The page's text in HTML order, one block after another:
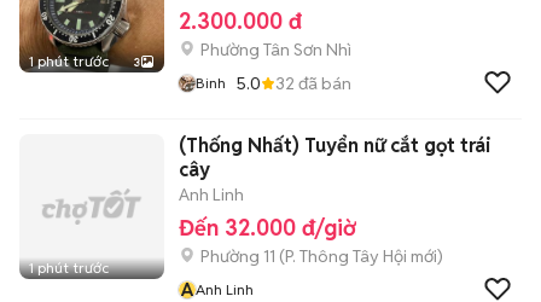
1 phút trước 3
2.300.000 đ
Phường Tân Sơn Nhì
Binh 5.0 32 đã bán
1 phút trước
(Thống Nhất) Tuyển nữ cắt gọt trái
cây
Anh Linh
Đến 32.000 đ/giờ
Phường 11 (P. Thông Tây Hội mới)
AAnh Linh